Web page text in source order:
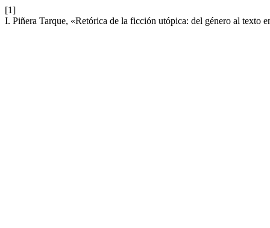
[1]
I. Piñera Tarque, «Retórica de la ficción utópica: del género al